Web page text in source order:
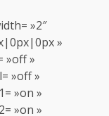
»2″
»
»off »
»off »
»on »
»on »